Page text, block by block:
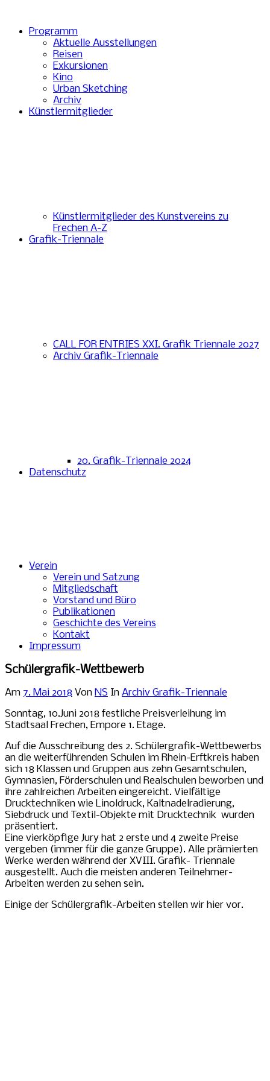
Programm
Aktuelle Ausstellungen
Reisen
Exkursionen
Kino
Urban Sketching
Archiv
Künstlermitglieder
Künstlermitglieder des Kunstvereins zu
Frechen A-Z
Grafik-Triennale
CALL FOR ENTRIES XXI. Grafik Triennale 2027
Archiv Grafik-Triennale
20. Grafik-Triennale 2024
Datenschutz
Verein
Verein und Satzung
Mitgliedschaft
Vorstand und Büro
Publikationen
Geschichte des Vereins
Kontakt
Impressum
Schülergrafik-Wettbewerb
Am 7. Mai 2018 Von NS In Archiv Grafik-Triennale
Sonntag, 10.Juni 2018 festliche Preisverleihung im
Stadtsaal Frechen, Empore 1. Etage.
Auf die Ausschreibung des 2. Schülergrafik-Wettbewerbs
an die weiterführenden Schulen im Rhein-Erftkreis haben
sich 18 Klassen und Gruppen aus zehn Gesamtschulen,
Gymnasien, Förderschulen und Realschulen beworben und
ihre zahlreichen Arbeiten eingereicht. Vielfältige
Drucktechniken wie Linoldruck, Kaltnadelradierung,
Siebdruck und Textil-Objekte mit Drucktechnik wurden
präsentiert.
Eine vierköpfige Jury hat 2 erste und 4 zweite Preise
vergeben (immer für die ganze Gruppe). Alle prämierten
Werke werden während der XVIII. Grafik- Triennale
ausgestellt. Auch die meisten anderen Teilnehmer-
Arbeiten werden zu sehen sein.
Einige der Schülergrafik-Arbeiten stellen wir hier vor.